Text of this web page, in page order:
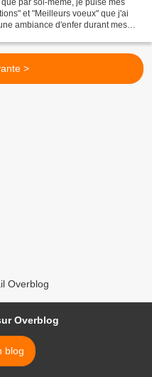
par soi-même, je puise mes
et "Meilleurs voeux" que j'ai
ambiance d'enfer durant mes
>
Overblog
Overblog
blog